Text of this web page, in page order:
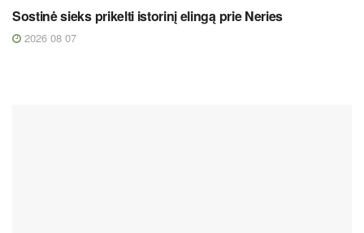
Sostinė sieks prikelti istorinį elingą prie Neries
2026 08 07